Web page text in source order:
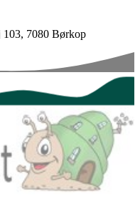
103, 7080 Børkop